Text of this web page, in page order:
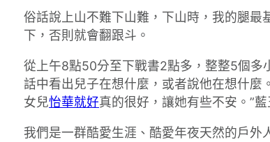
俗話說上山不難下山難，下山時，我的腿
下，否則就會翻跟斗。
從上午8點50分至下戰書2點多，整整5個多
話中看出兒子在想什麼，或者說他在想什麼
女兒怡華就好真的很好，讓她有些不安。”藍
我們是一群酷愛生涯、酷愛年夜天然的戶